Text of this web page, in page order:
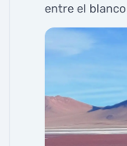
entre el